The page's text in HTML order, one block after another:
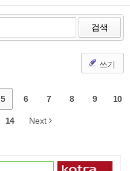
검색
쓰기
5 6 7 8 9 10
14 Next